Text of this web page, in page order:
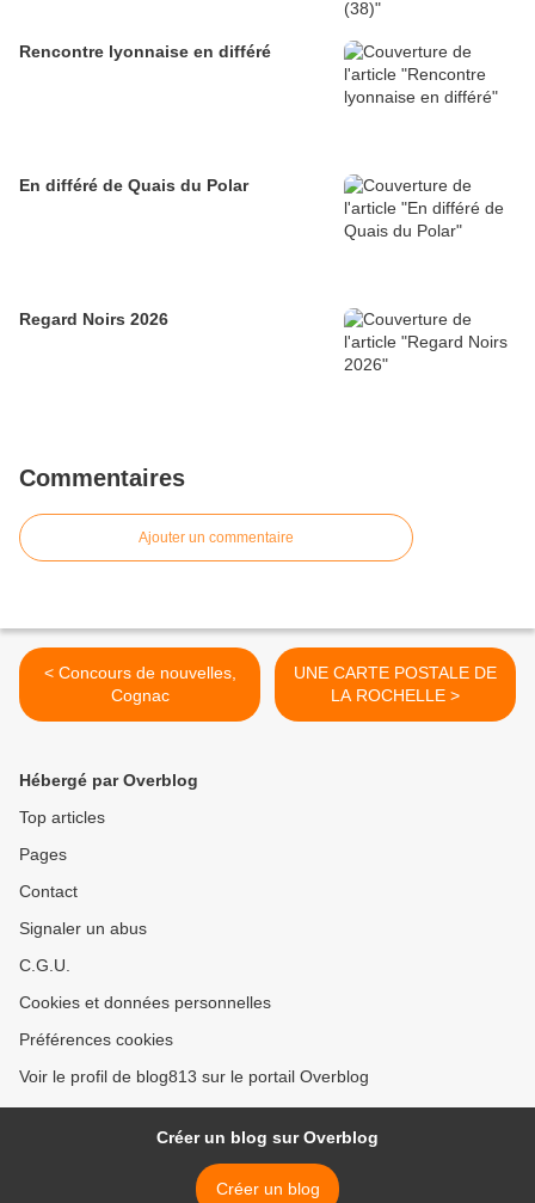
Rencontre lyonnaise en différé
En différé de Quais du Polar
Regard Noirs 2026
Commentaires
Ajouter un commentaire
< Concours de nouvelles,
Cognac
UNE CARTE POSTALE DE
LA ROCHELLE >
Hébergé par Overblog
Top articles
Pages
Contact
Signaler un abus
C.G.U.
Cookies et données personnelles
Préférences cookies
Voir le profil de blog813 sur le portail Overblog
Créer un blog sur Overblog
Créer un blog